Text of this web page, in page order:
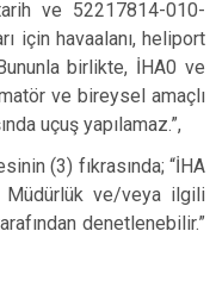
ve 52217814-010-
için havaalanı, heliport
birlikte, İHA0 ve
ve bireysel amaçlı
uçuş yapılamaz.”,
(3) fıkrasında; “İHA
Müdürlük ve/veya ilgili
denetlenebilir.”